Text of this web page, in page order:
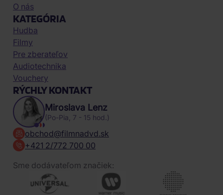
O nás
KATEGÓRIA
Hudba
Filmy
Pre zberateľov
Audiotechnika
Vouchery
RÝCHLY KONTAKT
Miroslava Lenz
(Po-Pia, 7 - 15 hod.)
obchod@filmnadvd.sk
+421 2/772 700 00
Sme dodávateľom značiek: